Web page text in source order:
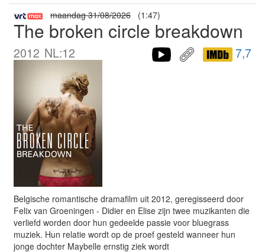
maandag 31/08/2026 (1:47)
The broken circle breakdown
2012 NL:12 7,7
Belgische romantische dramafilm uit 2012, geregisseerd door
Felix van Groeningen - Didier en Elise zijn twee muzikanten die
verliefd worden door hun gedeelde passie voor bluegrass
muziek. Hun relatie wordt op de proef gesteld wanneer hun
jonge dochter Maybelle ernstig ziek wordt